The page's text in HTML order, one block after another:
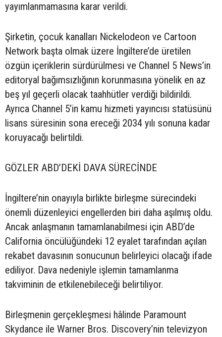
yayımlanmamasına karar verildi.
Şirketin, çocuk kanalları Nickelodeon ve Cartoon
Network başta olmak üzere İngiltere’de üretilen
özgün içeriklerin sürdürülmesi ve Channel 5 News’in
editoryal bağımsızlığının korunmasına yönelik en az
beş yıl geçerli olacak taahhütler verdiği bildirildi.
Ayrıca Channel 5’in kamu hizmeti yayıncısı statüsünü
lisans süresinin sona ereceği 2034 yılı sonuna kadar
koruyacağı belirtildi.
GÖZLER ABD’DEKİ DAVA SÜRECİNDE
İngiltere’nin onayıyla birlikte birleşme sürecindeki
önemli düzenleyici engellerden biri daha aşılmış oldu.
Ancak anlaşmanın tamamlanabilmesi için ABD’de
California öncülüğündeki 12 eyalet tarafından açılan
rekabet davasının sonucunun belirleyici olacağı ifade
ediliyor. Dava nedeniyle işlemin tamamlanma
takviminin de etkilenebileceği belirtiliyor.
Birleşmenin gerçekleşmesi hâlinde Paramount
Skydance ile Warner Bros. Discovery’nin televizyon